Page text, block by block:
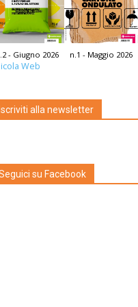
- Giugno 2026 n.1 - Maggio 2026
Web
alla newsletter
su Facebook